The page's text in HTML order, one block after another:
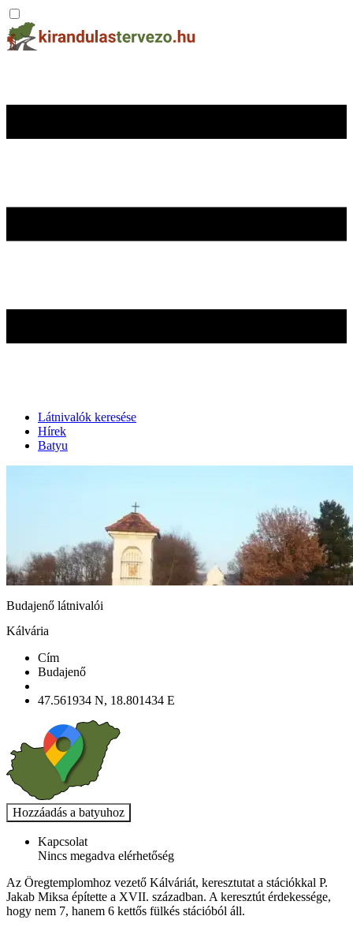
Látnivalók keresése
Hírek
Batyu
Budajenő látnivalói
Kálvária
Cím
Budajenő
47.561934 N, 18.801434 E
Kapcsolat
Nincs megadva elérhetőség
Az Öregtemplomhoz vezető Kálváriát, keresztutat a stációkkal P.
Jakab Miksa építette a XVII. században. A keresztút érdekessége,
hogy nem 7, hanem 6 kettős fülkés stációból áll.